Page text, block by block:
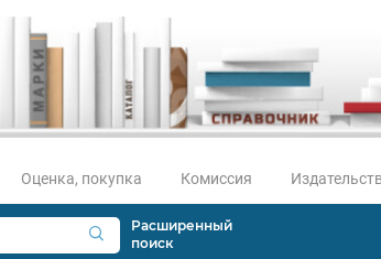
Оценка, покупка Комиссия
Расширенный
поиск